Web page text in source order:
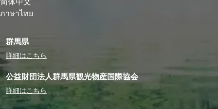
ภาษาไทย
群馬県
詳細はこちら
公益財団法人群馬県観光物産国際協会
詳細はこちら